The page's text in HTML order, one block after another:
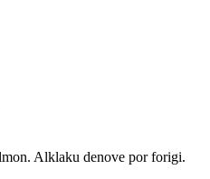
Alklaku denove por forigi.